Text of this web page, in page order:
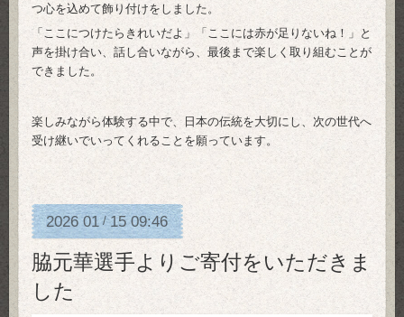
つ心を込めて飾り付けをしました。
「ここにつけたらきれいだよ」「ここには赤が足りないね！」と
声を掛け合い、話し合いながら、最後まで楽しく取り組むことが
できました。
楽しみながら体験する中で、日本の伝統を大切にし、次の世代へ
受け継いでいってくれることを願っています。
2026 01/15 09:46
脇元華選手よりご寄付をいただきま
した